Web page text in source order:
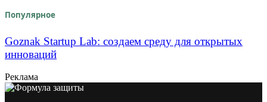
Популярное
Goznak Startup Lab: создаем среду для открытых
инноваций
Реклама